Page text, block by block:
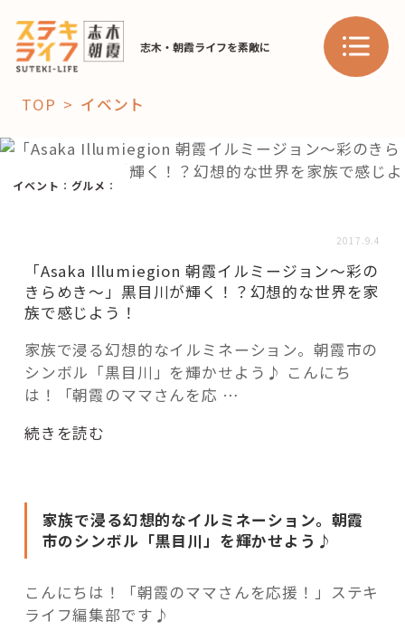
志木・朝霞ライフを素敵に
「コト」
子育て
スポット 学び・教育
「場」
HAREL
fleXe リノベ事例
「ひと」
TOP イベント
イベント ： グルメ ：
2017.9.4
「Asaka Illumiegion 朝霞イルミージョン～彩の
きらめき～」黒目川が輝く！？幻想的な世界を家
族で感じよう！
家族で浸る幻想的なイルミネーション。朝霞市の
シンボル「黒目川」を輝かせよう♪ こんにち
は！「朝霞のママさんを応 …
“「Asaka
霞
ー
ジ
続きを読む
家族で浸る幻想的なイルミネーション。朝霞
市のシンボル「黒目川」を輝かせよう♪
こんにちは！「朝霞のママさんを応援！」ステキ
ライフ編集部です♪